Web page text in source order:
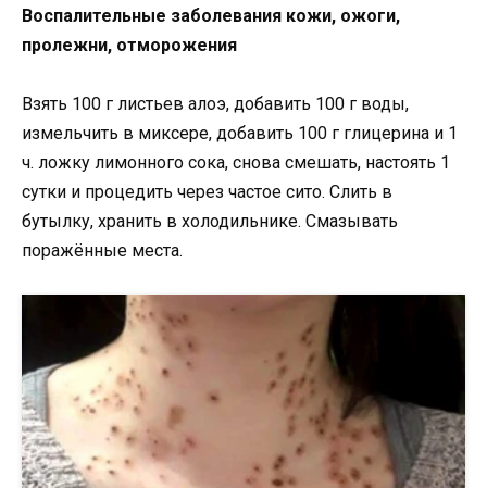
Воспалительные заболевания кожи, ожоги,
пролежни, отморожения
Взять 100 г листьев алоэ, добавить 100 г воды,
измельчить в миксере, добавить 100 г глицерина и 1
ч. ложку лимонного сока, снова смешать, настоять 1
сутки и процедить через частое сито. Слить в
бутылку, хранить в холодильнике. Смазывать
поражённые места.